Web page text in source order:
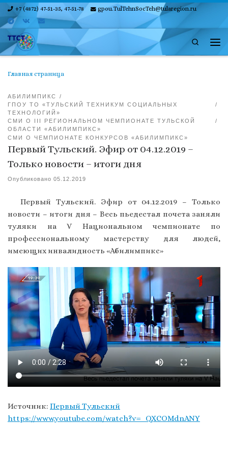
Skip to content
+7 (4872) 47-51-35, 47-51-78 gpou.TulTehnSocTeh@tularegion.ru
Search
Главная страница
АБИЛИМПИКС
ГПОУ ТО «ТУЛЬСКИЙ ТЕХНИКУМ СОЦИАЛЬНЫХ
ТЕХНОЛОГИЙ»
СМИ О III РЕГИОНАЛЬНОМ ЧЕМПИОНАТЕ ТУЛЬСКОЙ
ОБЛАСТИ «АБИЛИМПИКС»
СМИ О ЧЕМПИОНАТЕ КОНКУРСОВ «АБИЛИМПИКС»
Первый Тульский. Эфир от 04.12.2019 –
Только новости – итоги дня
Опубликовано 05.12.2019
Первый Тульский. Эфир от 04.12.2019 – Только
новости – итоги дня – Весь пьедестал почета заняли
туляки на V Национальном чемпионате по
профессиональному мастерству для людей,
имеющих инвалидность «Абилимпикс»
Источник: Первый Тульский
https://www.youtube.com/watch?v=_QXCOMdnANY